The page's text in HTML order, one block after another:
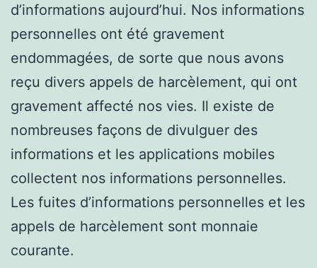
d’informations aujourd’hui. Nos informations
personnelles ont été gravement
endommagées, de sorte que nous avons
reçu divers appels de harcèlement, qui ont
gravement affecté nos vies. Il existe de
nombreuses façons de divulguer des
informations et les applications mobiles
collectent nos informations personnelles.
Les fuites d’informations personnelles et les
appels de harcèlement sont monnaie
courante.